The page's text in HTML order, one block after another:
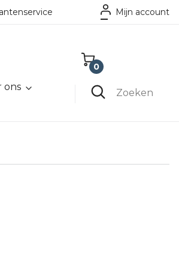
Mijn account
ons
0
Zoeken